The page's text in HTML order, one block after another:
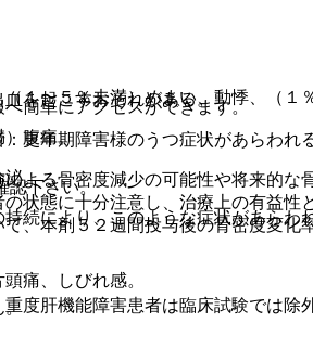
を起こすおそれがある。
更年期障害様のうつ症状があらわれ
る骨密度減少の可能性や将来的な
状態に十分注意し、治療上の有益性
、本剤５２週間投与後の骨密度変
度肝機能障害患者は臨床試験では除
〜５％未満）めまい、動悸、（１
腹痛。
泌。
により、このような症状があらわ
痛、しびれ感。
簡単にアクセスができます。
認下さい。
。